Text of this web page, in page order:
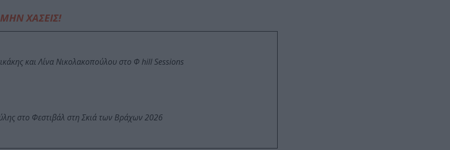
ΜΗΝ ΧΑΣΕΙΣ!
και Λίνα Νικολακοπούλου στο Φ hill Sessions
στο Φεστιβάλ στη Σκιά των Βράχων 2026